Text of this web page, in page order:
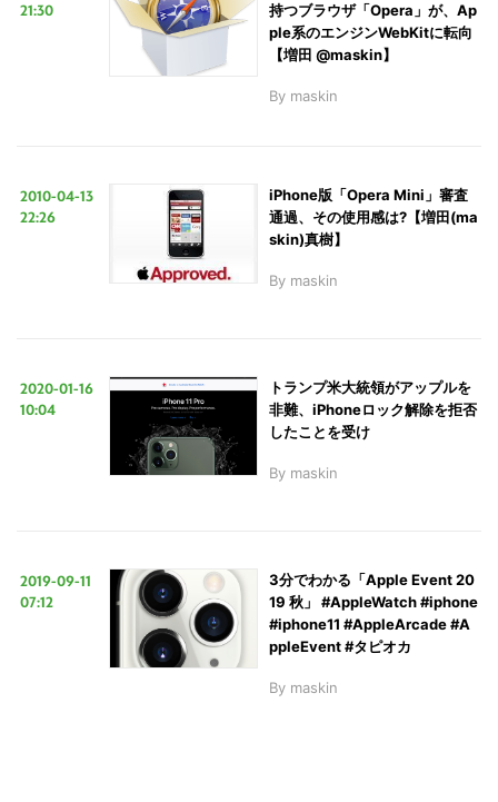
21:30
持つブラウザ「Opera」が、Ap
ple系のエンジンWebKitに転向
【増田 @maskin】
By maskin
2010-04-13
22:26
iPhone版「Opera Mini」審査
通過、その使用感は?【増田(ma
skin)真樹】
By maskin
2020-01-16
10:04
トランプ米大統領がアップルを
非難、iPhoneロック解除を拒否
したことを受け
By maskin
2019-09-11
07:12
3分でわかる「Apple Event 20
19 秋」 #AppleWatch #iphone
#iphone11 #AppleArcade #A
ppleEvent #タピオカ
By maskin